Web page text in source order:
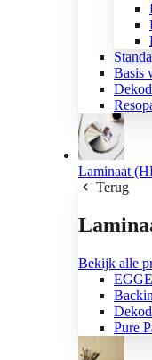
Basis
Laminaat
Terug
Bekijk alle
Pure